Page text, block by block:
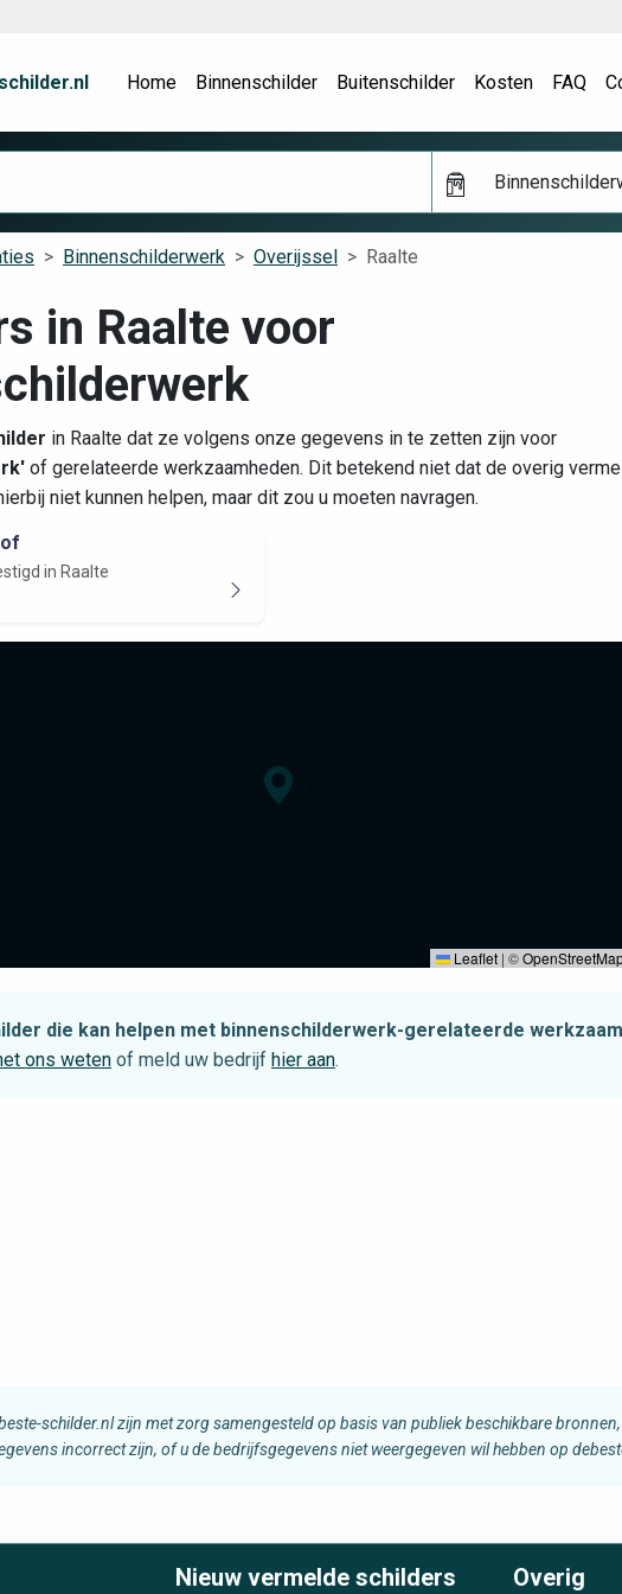
Home Binnenschilder Buitenschilder Kosten FAQ
Binnenschilderwerk Overijssel Raalte
in Raalte voor
in Raalte dat ze volgens onze gegevens in te zetten zijn voor
of gerelateerde werkzaamheden. Dit betekend niet dat de overig
niet kunnen helpen, maar dit zou u moeten navragen.
in Raalte
Leaflet | ©
die kan helpen met binnenschilderwerk-gerelateerde
ons weten of meld uw bedrijf hier aan.
schilder.nl zijn met zorg samengesteld op basis van publiek beschikbare
incorrect zijn, of u de bedrijfsgegevens niet weergegeven wil hebben op
Nieuw vermelde schilders Overig